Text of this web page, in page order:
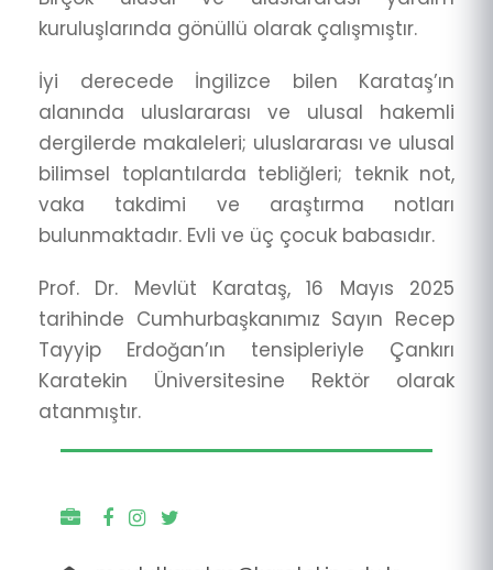
kuruluşlarında gönüllü olarak çalışmıştır.
İyi derecede İngilizce bilen Karataş’ın
alanında uluslararası ve ulusal hakemli
dergilerde makaleleri; uluslararası ve ulusal
bilimsel toplantılarda tebliğleri; teknik not,
vaka takdimi ve araştırma notları
bulunmaktadır. Evli ve üç çocuk babasıdır.
Prof. Dr. Mevlüt Karataş, 16 Mayıs 2025
tarihinde Cumhurbaşkanımız Sayın Recep
Tayyip Erdoğan’ın tensipleriyle Çankırı
Karatekin Üniversitesine Rektör olarak
atanmıştır.